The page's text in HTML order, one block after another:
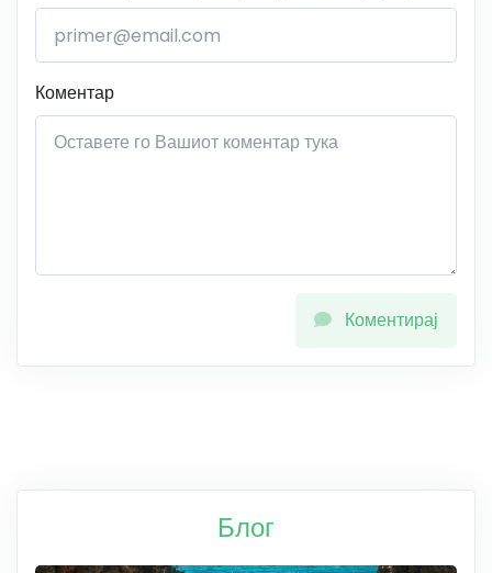
Коментар
Коментирај
Блог